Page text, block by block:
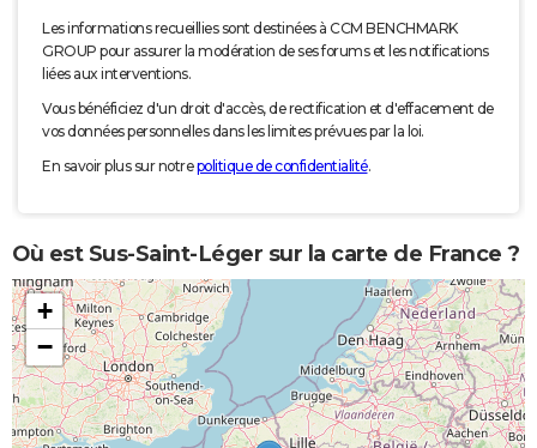
Les informations recueillies sont destinées à CCM BENCHMARK
GROUP pour assurer la modération de ses forums et les notifications
liées aux interventions.
Vous bénéficiez d'un droit d'accès, de rectification et d'effacement de
vos données personnelles dans les limites prévues par la loi.
En savoir plus sur notrepolitique de confidentialité.
Où est Sus-Saint-Léger sur la carte de France ?
+
−